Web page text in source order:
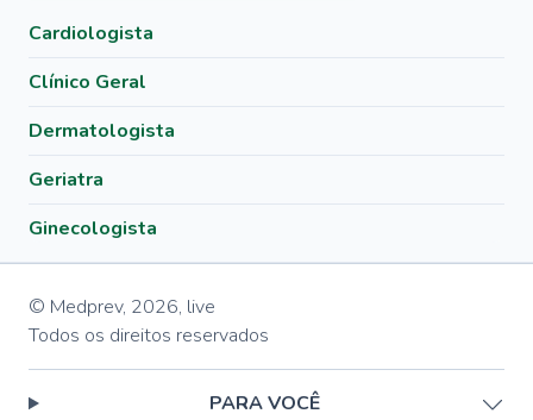
Cardiologista
Clínico Geral
Dermatologista
Geriatra
Ginecologista
© Medprev, 2026, live
Todos os direitos reservados
PARA VOCÊ